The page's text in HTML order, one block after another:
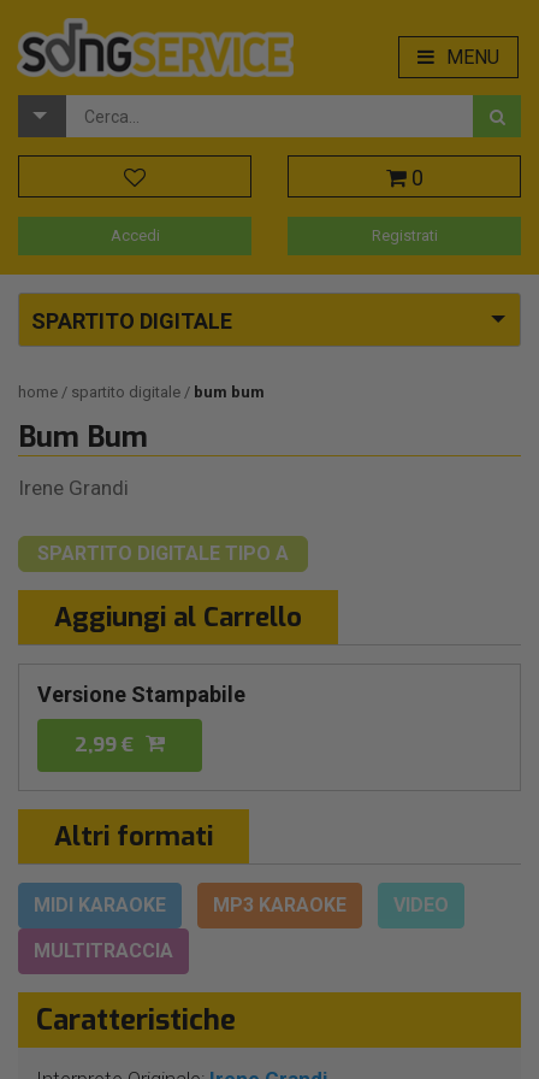
MENU
0
Accedi Registrati
SPARTITO DIGITALE
home spartito digitale bum bum
Bum Bum
Irene Grandi
SPARTITO DIGITALE TIPO A
Aggiungi al Carrello
Versione Stampabile
2,99 €
Altri formati
MIDI KARAOKE MP3 KARAOKE
VIDEO
MULTITRACCIA
Caratteristiche